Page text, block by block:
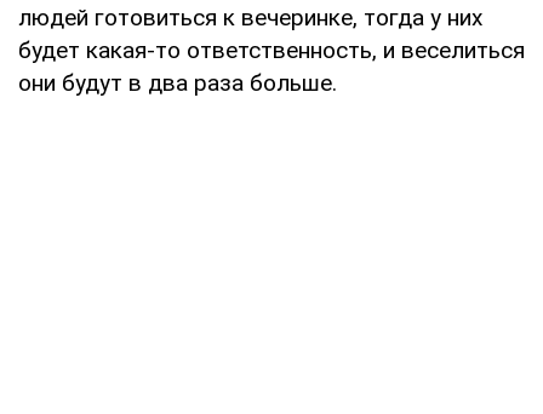
людей готовиться к вечеринке, тогда у них
будет какая-то ответственность, и веселиться
они будут в два раза больше.